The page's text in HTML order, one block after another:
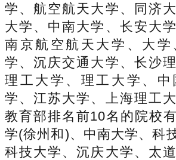
学、航空航天大学、同济
大学、中南大学、长安大
南京航空航天大学、大学
学、沉庆交通大学、长沙
理工大学、理工大学、中
学、江苏大学、上海理工
教育部排名前10名的院校
学(徐州和)、中南大学、科
科技大学、沉庆大学、太